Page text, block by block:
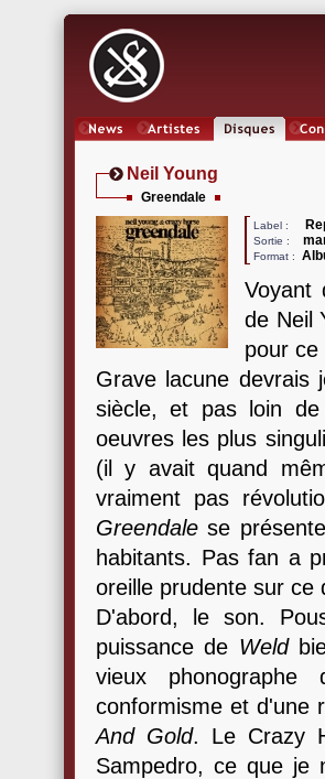
Neil Young
Greendale
Label :
Sortie :
Format :
Voyant
de Neil
pour
Grave lacune devrais
siècle, et pas loin
oeuvres les plus
(il y avait quand
vraiment pas
Greendale se
habitants. Pas fan a
oreille prudente sur ce
D'abord, le son.
puissance de Weld
vieux
conformisme et d'une
And Gold. Le Crazy
Sampedro, ce que je